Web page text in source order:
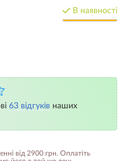
В наявності
63 відгуків наших
від 2900 грн. Оплатіть